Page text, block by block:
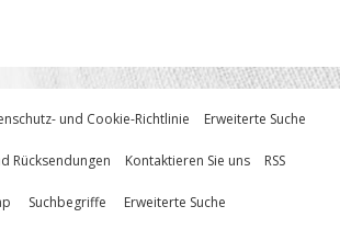
und Cookie-Richtlinie Erweiterte Suche
Rücksendungen Kontaktieren Sie uns RSS
Suchbegriffe Erweiterte Suche